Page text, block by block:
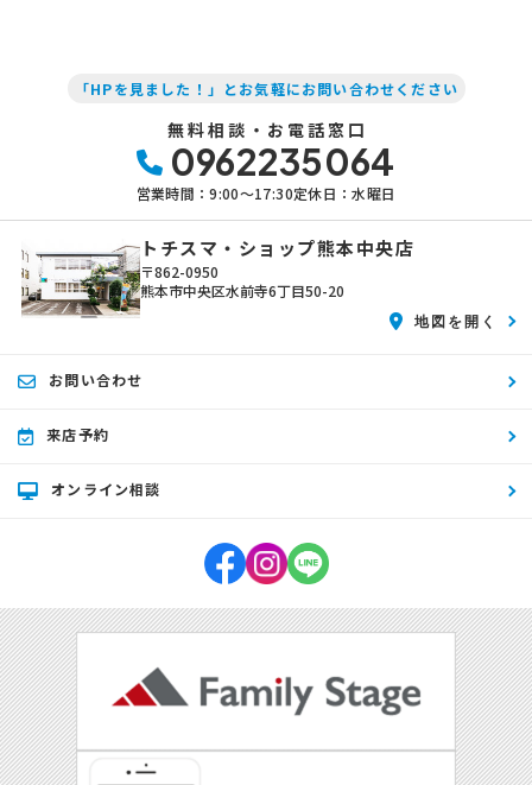
「HPを見ました！」とお気軽にお問い合わせください
無料相談・お電話窓口
0962235064
営業時間：9:00〜17:30定休日：水曜日
トチスマ・ショップ熊本中央店
〒862-0950
熊本市中央区水前寺6丁目50-20
地図を開く
お問い合わせ
来店予約
オンライン相談